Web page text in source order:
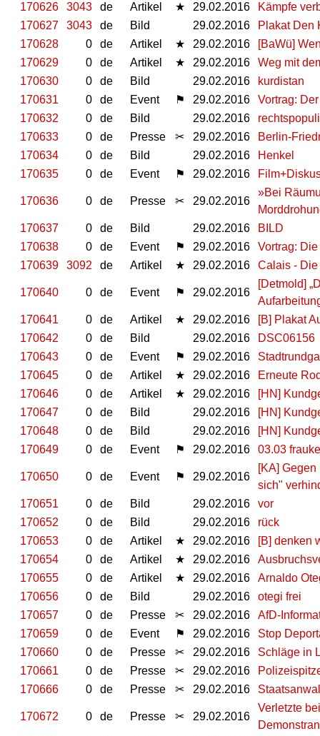
170626
3043 de Artikel ★ 29.02.2016
Kämpfe
170627
3043 de Bild 29.02.2016
Plakat Den
170628
0 de Artikel ★ 29.02.2016
[BaWü]
170629
0 de Artikel ★ 29.02.2016
Weg mit
170630
0 de Bild 29.02.2016
kurdistan
170631
0 de Event ⚑ 29.02.2016
Vortrag:
170632
0 de Bild 29.02.2016
170633
0 de Presse ✂ 29.02.2016
Berlin-
170634
0 de Bild 29.02.2016
Henkel
170635
0 de Event ⚑ 29.02.2016
170636 0 de Presse ✂ 29.02.2016
»Bei
170637
0 de Bild 29.02.2016
BILD
170638
0 de Event ⚑ 29.02.2016
Vortrag:
170639
3092 de Artikel ★ 29.02.2016 Calais -
170640 0 de Event ⚑ 29.02.2016
[Detmold]
170641
0 de Artikel ★ 29.02.2016
[B] Plakat
170642
0 de Bild 29.02.2016
DSC06156
170643
0 de Event ⚑ 29.02.2016
170645
0 de Artikel ★ 29.02.2016
Erneute
170646
0 de Artikel ★ 29.02.2016
[HN]
170647
0 de Bild 29.02.2016
[HN]
170648
0 de Bild 29.02.2016
[HN]
170649
0 de Event ⚑ 29.02.2016 03.03
170650 0 de Event ⚑ 29.02.2016
[KA]
sich"
170651
0 de Bild 29.02.2016
vor
170652
0 de Bild 29.02.2016
rück
170653
0 de Artikel ★ 29.02.2016
[B] denken
170654
0 de Artikel ★ 29.02.2016
170655
0 de Artikel ★ 29.02.2016
Arnaldo
170656
0 de Bild 29.02.2016
otegi frei
170657
0 de Presse ✂ 29.02.2016
AfD-
170659
0 de Event ⚑ 29.02.2016
Stop
170660
0 de Presse ✂ 29.02.2016
Schläge in
170661
0 de Presse ✂ 29.02.2016
170666
0 de Presse ✂ 29.02.2016
170672 0 de Presse ✂ 29.02.2016
Verletzte